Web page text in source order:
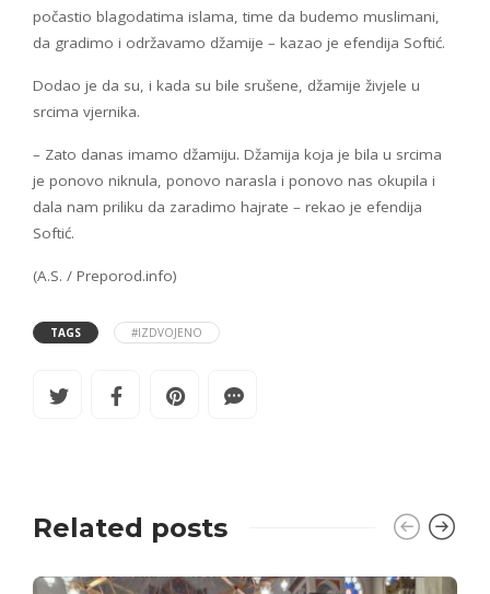
počastio blagodatima islama, time da budemo muslimani,
da gradimo i održavamo džamije – kazao je efendija Softić.
Dodao je da su, i kada su bile srušene, džamije živjele u
srcima vjernika.
– Zato danas imamo džamiju. Džamija koja je bila u srcima
je ponovo niknula, ponovo narasla i ponovo nas okupila i
dala nam priliku da zaradimo hajrate – rekao je efendija
Softić.
(A.S. / Preporod.info)
TAGS #IZDVOJENO
Related posts